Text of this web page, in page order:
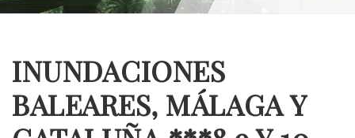
INUNDACIONES
BALEARES, MÁLAGA Y